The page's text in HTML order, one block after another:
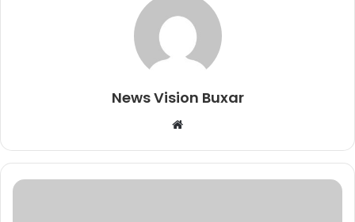
News Vision Buxar
b
s